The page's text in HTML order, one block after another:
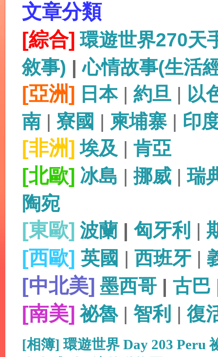
文章分類
[綜合] 環遊世界270天
敘事) |心情故事(生活
[亞洲] 日本| 約旦 | 以
南 | 寮國 | 柬埔寨| 印
[非洲] 埃及 | 肯亞
[北歐] 冰島 |挪威 |瑞
陶宛
[東歐] 波蘭 | 匈牙利 |
[西歐] 英國 | 西班牙 |
[中北美] 墨西哥 | 古巴
[南美] 祕魯| 智利 |復
[相簿] 環遊世界 Day 203 Peru